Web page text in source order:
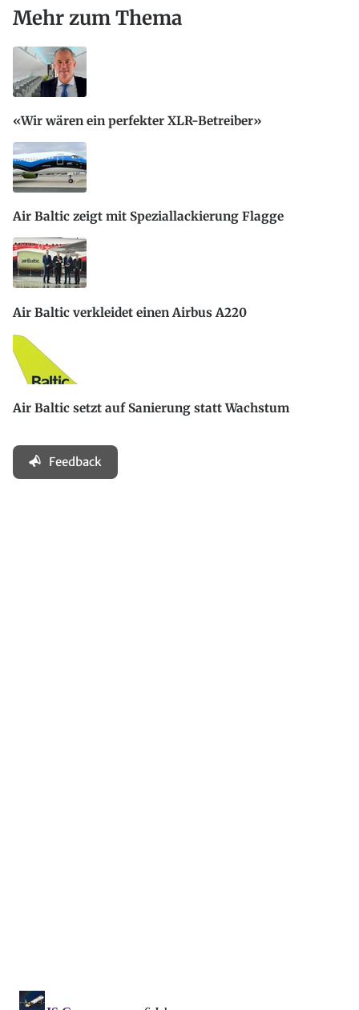
Mehr zum Thema
«Wir wären ein perfekter XLR-Betreiber»
Air Baltic zeigt mit Speziallackierung Flagge
Air Baltic verkleidet einen Airbus A220
Air Baltic setzt auf Sanierung statt Wachstum
Feedback